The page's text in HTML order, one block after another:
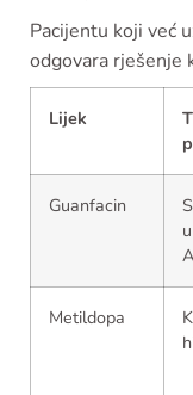
Pacijentu koji već
odgovara rješenje
Lijek
Guanfacin
Metildopa